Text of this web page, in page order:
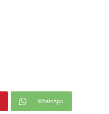
WhatsApp